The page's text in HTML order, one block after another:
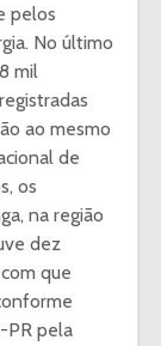
pelos
No último
mil
ao mesmo
de
os
na região
dez
que
PR pela